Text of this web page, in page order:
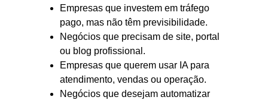
Empresas que investem em tráfego
pago, mas não têm previsibilidade.
Negócios que precisam de site, portal
ou blog profissional.
Empresas que querem usar IA para
atendimento, vendas ou operação.
Negócios que desejam automatizar